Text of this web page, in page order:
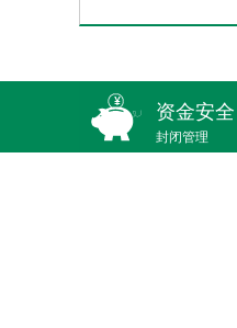
资金安全
封闭管理